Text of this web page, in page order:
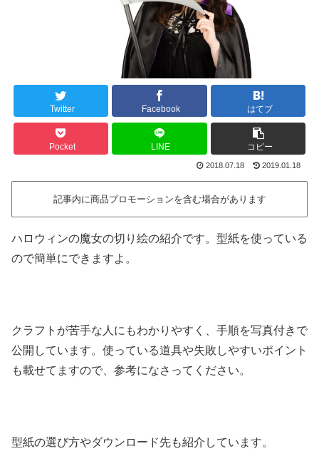
Twitter Facebook はてブ
Pocket LINE コピー
2018.07.18 2019.01.18
記事内に商品プロモーションを含む場合があります
ハロウィンの魔女の切り絵の紹介です。型紙を使っている
ので簡単にできますよ。
クラフトが苦手な人にもわかりやすく、手順を写真付きで
公開しています。使っている道具や失敗しやすいポイント
も載せてますので、参考になさってください。
型紙の選び方やダウンロード先も紹介しています。